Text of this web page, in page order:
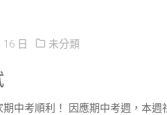
日 未分類
中考順利！ 因應期中考週，本